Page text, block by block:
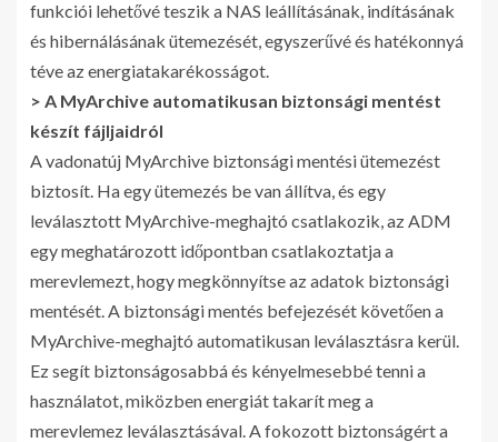
funkciói lehetővé teszik a NAS leállításának, indításának
és hibernálásának ütemezését, egyszerűvé és hatékonnyá
téve az energiatakarékosságot.
> A MyArchive automatikusan biztonsági mentést
készít fájljaidról
A vadonatúj MyArchive biztonsági mentési ütemezést
biztosít. Ha egy ütemezés be van állítva, és egy
leválasztott MyArchive-meghajtó csatlakozik, az ADM
egy meghatározott időpontban csatlakoztatja a
merevlemezt, hogy megkönnyítse az adatok biztonsági
mentését. A biztonsági mentés befejezését követően a
MyArchive-meghajtó automatikusan leválasztásra kerül.
Ez segít biztonságosabbá és kényelmesebbé tenni a
használatot, miközben energiát takarít meg a
merevlemez leválasztásával. A fokozott biztonságért a